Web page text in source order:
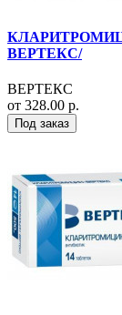
ВЕРТЕКС/
ВЕРТЕКС
от 328.00 р.
Под заказ